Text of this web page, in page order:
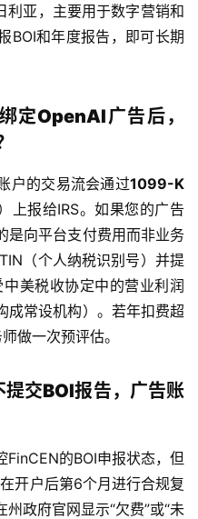
利亚，主要用于数字营销和
BOI和年度报告，即可长期
定OpenAI广告后，
户的交易流会通过1099-K
上报给IRS。如果您的广告
是向平台支付费用而非业务
（个人纳税识别号）并提
中美税收协定中的营业利润
成常设机构）。若年扣费超
做一次预评估。
交BOI报告，广告账
FinCEN的BOI申报状态，但
开户后第6个月进行合规复
政府官网显示“欠费”或“未